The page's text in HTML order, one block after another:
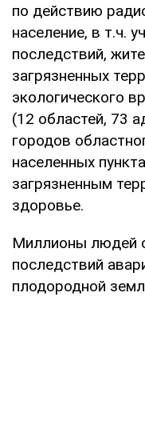
по действию
население, в т.ч.
последствий,
загрязненных
экологического
(12 областей, 73
городов
населенных
загрязненным
здоровье.
Миллионы людей
последствий
плодородной